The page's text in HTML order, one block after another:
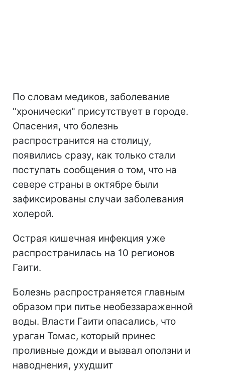
По словам медиков, заболевание
"хронически" присутствует в городе.
Опасения, что болезнь
распространится на столицу,
появились сразу, как только стали
поступать сообщения о том, что на
севере страны в октябре были
зафиксированы случаи заболевания
холерой.
Острая кишечная инфекция уже
распространилась на 10 регионов
Гаити.
Болезнь распространяется главным
образом при питье необеззараженной
воды. Власти Гаити опасались, что
ураган Томас, который принес
проливные дожди и вызвал оползни и
наводнения, ухудшит